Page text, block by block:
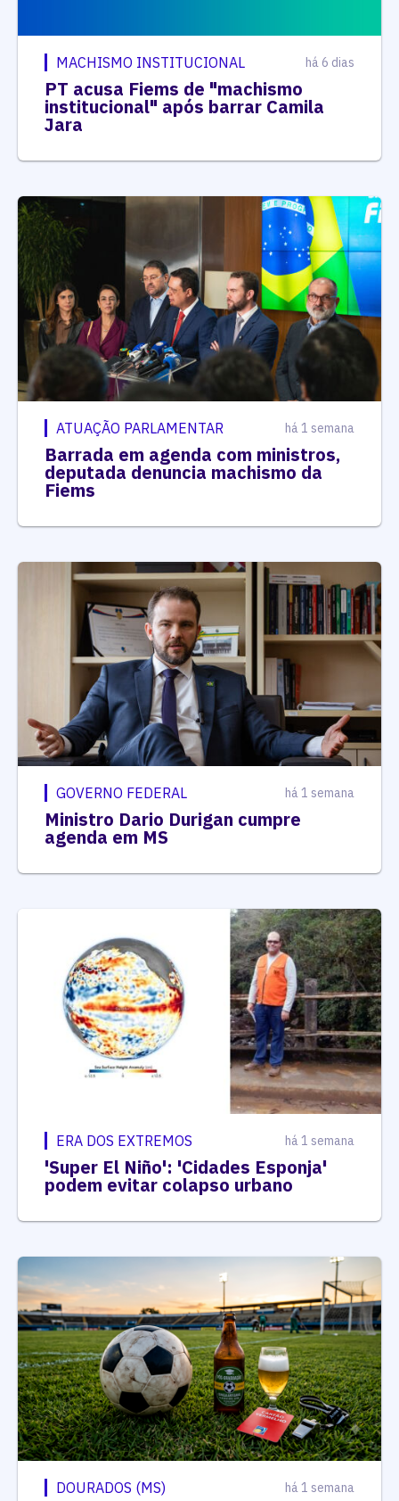
MACHISMO INSTITUCIONAL há 6 dias
PT acusa Fiems de "machismo
institucional" após barrar Camila
Jara
ATUAÇÃO PARLAMENTAR há 1 semana
Barrada em agenda com ministros,
deputada denuncia machismo da
Fiems
GOVERNO FEDERAL há 1 semana
Ministro Dario Durigan cumpre
agenda em MS
ERA DOS EXTREMOS há 1 semana
'Super El Niño': 'Cidades Esponja'
podem evitar colapso urbano
DOURADOS (MS) há 1 semana